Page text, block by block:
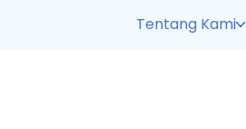
Tentang Kami